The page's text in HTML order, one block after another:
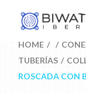
content
HOME
TUBERÍAS
ROSCADA CON